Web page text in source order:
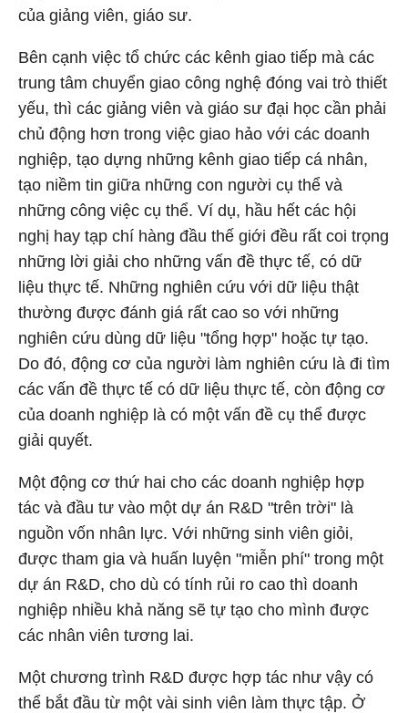
của giảng viên, giáo sư.
Bên cạnh việc tổ chức các kênh giao tiếp mà các
trung tâm chuyển giao công nghệ đóng vai trò thiết
yếu, thì các giảng viên và giáo sư đại học cần phải
chủ động hơn trong việc giao hảo với các doanh
nghiệp, tạo dựng những kênh giao tiếp cá nhân,
tạo niềm tin giữa những con người cụ thể và
những công việc cụ thể. Ví dụ, hầu hết các hội
nghị hay tạp chí hàng đầu thế giới đều rất coi trọng
những lời giải cho những vấn đề thực tế, có dữ
liệu thực tế. Những nghiên cứu với dữ liệu thật
thường được đánh giá rất cao so với những
nghiên cứu dùng dữ liệu "tổng hợp" hoặc tự tạo.
Do đó, động cơ của người làm nghiên cứu là đi tìm
các vấn đề thực tế có dữ liệu thực tế, còn động cơ
của doanh nghiệp là có một vấn đề cụ thể được
giải quyết.
Một động cơ thứ hai cho các doanh nghiệp hợp
tác và đầu tư vào một dự án R&D "trên trời" là
nguồn vốn nhân lực. Với những sinh viên giỏi,
được tham gia và huấn luyện "miễn phí" trong một
dự án R&D, cho dù có tính rủi ro cao thì doanh
nghiệp nhiều khả năng sẽ tự tạo cho mình được
các nhân viên tương lai.
Một chương trình R&D được hợp tác như vậy có
thể bắt đầu từ một vài sinh viên làm thực tập. Ở